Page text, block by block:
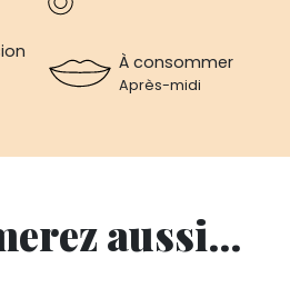
À consommer
Après-midi
aussi...